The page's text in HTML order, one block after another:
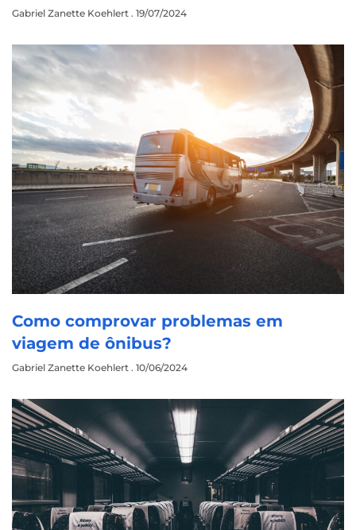
Gabriel Zanette Koehlert 19/07/2024
Como comprovar problemas em
viagem de ônibus?
Gabriel Zanette Koehlert 10/06/2024